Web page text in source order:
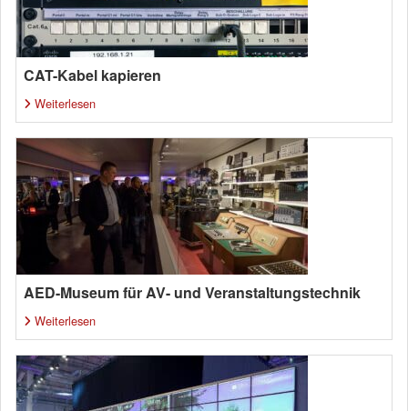
CAT-Kabel kapieren
Weiterlesen
AED-Museum für AV- und Veranstaltungstechnik
Weiterlesen